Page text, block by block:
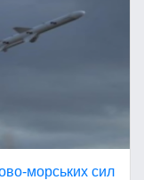
морських сил